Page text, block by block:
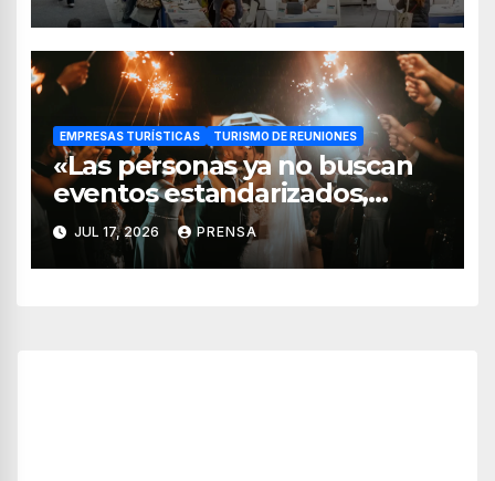
EMPRESAS TURÍSTICAS TURISMO DE REUNIONES
«Las personas ya no buscan
eventos estandarizados,
quieren vivir experiencias»:
Adrián Pedraza
JUL 17, 2026 PRENSA